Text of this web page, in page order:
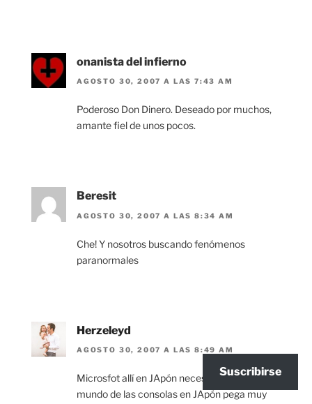
onanista del infierno
AGOSTO 30, 2007 A LAS 7:43 AM
Poderoso Don Dinero. Deseado por muchos,
amante fiel de unos pocos.
Beresit
AGOSTO 30, 2007 A LAS 8:34 AM
Che! Y nosotros buscando fenómenos
paranormales
Herzeleyd
AGOSTO 30, 2007 A LAS 8:49 AM
Microsfot allí en JApón necesita eso. El
mundo de las consolas en JApón pega muy
Suscribirse